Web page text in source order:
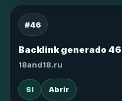
#46
Backlink generado 46
18and18.ru
SI Abrir